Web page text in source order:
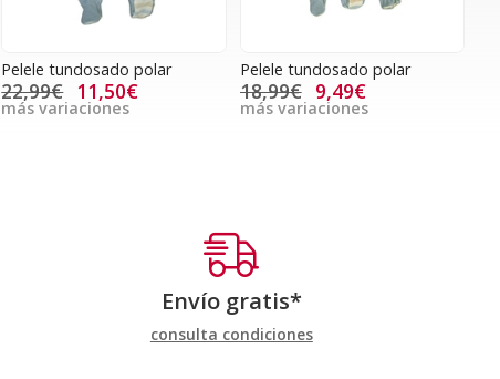
Pelele tundosado polar
22,99€ 11,50€
más variaciones
Pelele tundosado polar
18,99€ 9,49€
más variaciones
Envío gratis*
consulta condiciones